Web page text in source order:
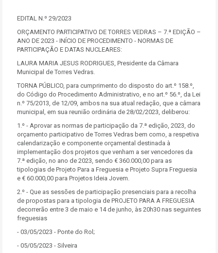
EDITAL N.º 29/2023
ORÇAMENTO PARTICIPATIVO DE TORRES VEDRAS – 7.ª EDIÇÃO –
ANO DE 2023 - INÍCIO DE PROCEDIMENTO - NORMAS DE
PARTICIPAÇÃO E DATAS NUCLEARES:
LAURA MARIA JESUS RODRIGUES, Presidente da Câmara
Municipal de Torres Vedras.
TORNA PÚBLICO, para cumprimento do disposto do art.º 158.º,
do Código do Procedimento Administrativo, e no art.º 56.º, da Lei
n.º 75/2013, de 12/09, ambos na sua atual redação, que a câmara
municipal, em sua reunião ordinária de 28/02/2023, deliberou:
1.º - Aprovar as normas de participação da 7.ª edição, 2023, do
orçamento participativo de Torres Vedras bem como, a respetiva
calendarização e componente orçamental destinada à
implementação dos projetos que venham a ser vencedores da
7.ª edição, no ano de 2023, sendo € 360.000,00 para as
tipologias de Projeto Para a Freguesia e Projeto Supra Freguesia
e € 60.000,00 para Projetos Ideia Jovem.
2.º - Que as sessões de participação presenciais para a recolha
de propostas para a tipologia de PROJETO PARA A FREGUESIA
decorrerão entre 3 de maio e 14 de junho, às 20h30 nas seguintes
freguesias
- 03/05/2023 - Ponte do Rol;
- 05/05/2023 - Silveira